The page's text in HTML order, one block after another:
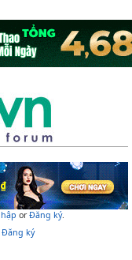
orĐăng ký.
Đăng ký